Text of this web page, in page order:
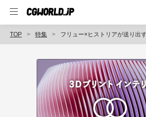
TOP 特集 フリュー×ヒストリアが送り出す学園ジュブ